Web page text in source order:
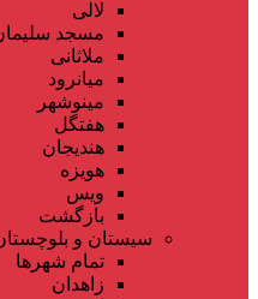
لالی
مسجد
ملاثانی
میانرود
مینوشهر
هفتگل
هندیجان
هویزه
ویس
بازگشت
سیستان و
تمام شهر‌ها
زاهدان